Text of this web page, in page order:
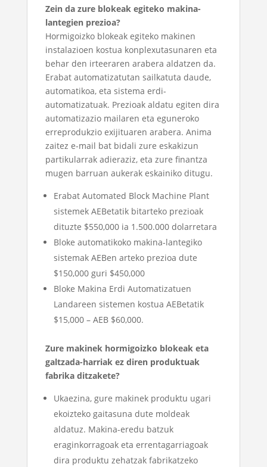
Zein da zure blokeak egiteko makina-
lantegien prezioa?
Hormigoizko blokeak egiteko makinen
instalazioen kostua konplexutasunaren eta
behar den irteeraren arabera aldatzen da.
Erabat automatizatutan sailkatuta daude,
automatikoa, eta sistema erdi-
automatizatuak. Prezioak aldatu egiten dira
automatizazio mailaren eta eguneroko
erreprodukzio exijituaren arabera. Anima
zaitez e-mail bat bidali zure eskakizun
partikularrak adieraziz, eta zure finantza
mugen barruan aukerak eskainiko ditugu.
Erabat Automated Block Machine Plant
sistemek AEBetatik bitarteko prezioak
dituzte $550,000 ia 1.500.000 dolarretara
Bloke automatikoko makina-lantegiko
sistemak AEBen arteko prezioa dute
$150,000 guri $450,000
Bloke Makina Erdi Automatizatuen
Landareen sistemen kostua AEBetatik
$15,000 – AEB $60,000.
Zure makinek hormigoizko blokeak eta
galtzada-harriak ez diren produktuak
fabrika ditzakete?
Ukaezina, gure makinek produktu ugari
ekoizteko gaitasuna dute moldeak
aldatuz. Makina-eredu batzuk
eraginkorragoak eta errentagarriagoak
dira produktu zehatzak fabrikatzeko